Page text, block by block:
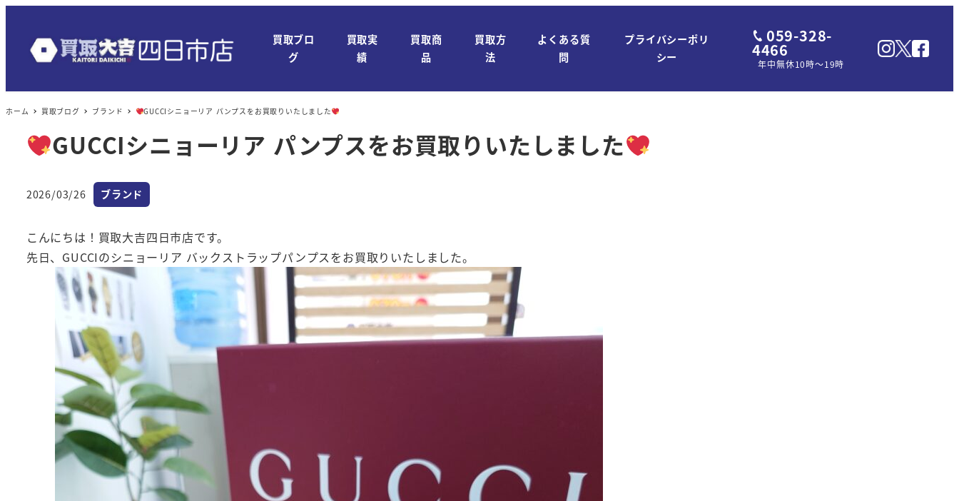
ン
テ
買取ブロ
グ
買取実
績
買取商
品
買取方
法
よくある質
問
プライバシーポリ
シー
059-328-
4466
年中無休10時～19時
ホーム 買取ブログ ブランド GUCCIシニョーリア パンプスをお買取りいたしました
GUCCIシニョーリア パンプスをお買取りいたしました
投稿日
2026/03/26 カテゴリー
ブランド
こんにちは！買取大吉四日市店です。
先日、GUCCIのシニョーリア バックストラップパンプスをお買取りいたしました。